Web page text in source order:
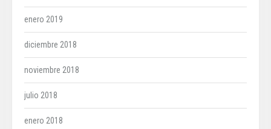
enero 2019
diciembre 2018
noviembre 2018
julio 2018
enero 2018